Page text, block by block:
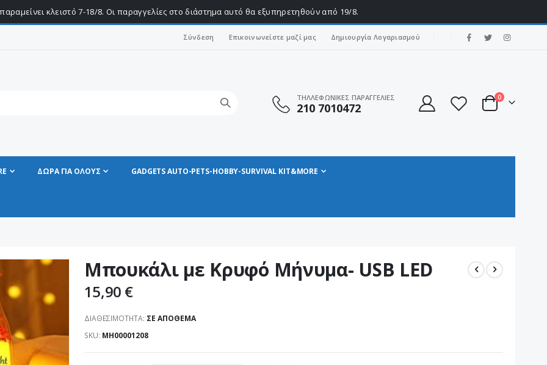
κλειστό 7-18/8. Οι παραγγελίες στο διάστημα αυτό θα εξυπηρετηθούν από 19/8.
Σύνδεση Επικοινωνείστε μαζί μας Δημιουργία Λογαριασμού
ΤΗΛΛΕΦΩΝΙΚΕΣ ΠΑΡΑΓΓΕΛΙΕΣ
210 7010472 Cart
0στοιχεία
ΔΩΡΑ ΓΙΑ ΟΛΟΥΣ GADGETS AUTO-PETS-HOBBY-SURVIVAL KIT&MORE
Μπουκάλι με Κρυφό Μήνυμα- USB LED
15,90 €
ΔΙΑΘΕΣΙΜΌΤΗΤΑ: ΣΕ ΑΠΌΘΕΜΑ
SKU ΜΗ00001208